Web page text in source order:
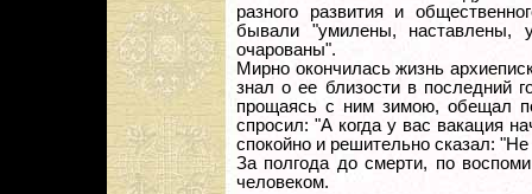
разного развития и
бывали "умилены,
очарованы".
Мирно окончилась жизнь
знал о ее близости в последний
прощаясь с ним зимою, обещал
спросил: "А когда у вас вакация
спокойно и решительно сказал:
За полгода до смерти, по
человеком.